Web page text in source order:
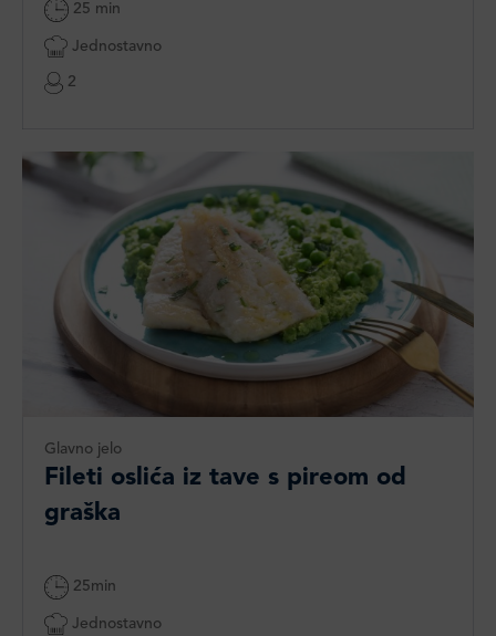
25 min
Jednostavno
2
Glavno jelo
Fileti oslića iz tave s pireom od
graška
25min
Jednostavno